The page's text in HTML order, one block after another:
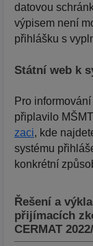
datovou
výpisem není
přihlášku s
Státní web k
Pro
připlavilo
zaci, kde
systému
konkrétní
Řešení a
přijímacích
CERMAT